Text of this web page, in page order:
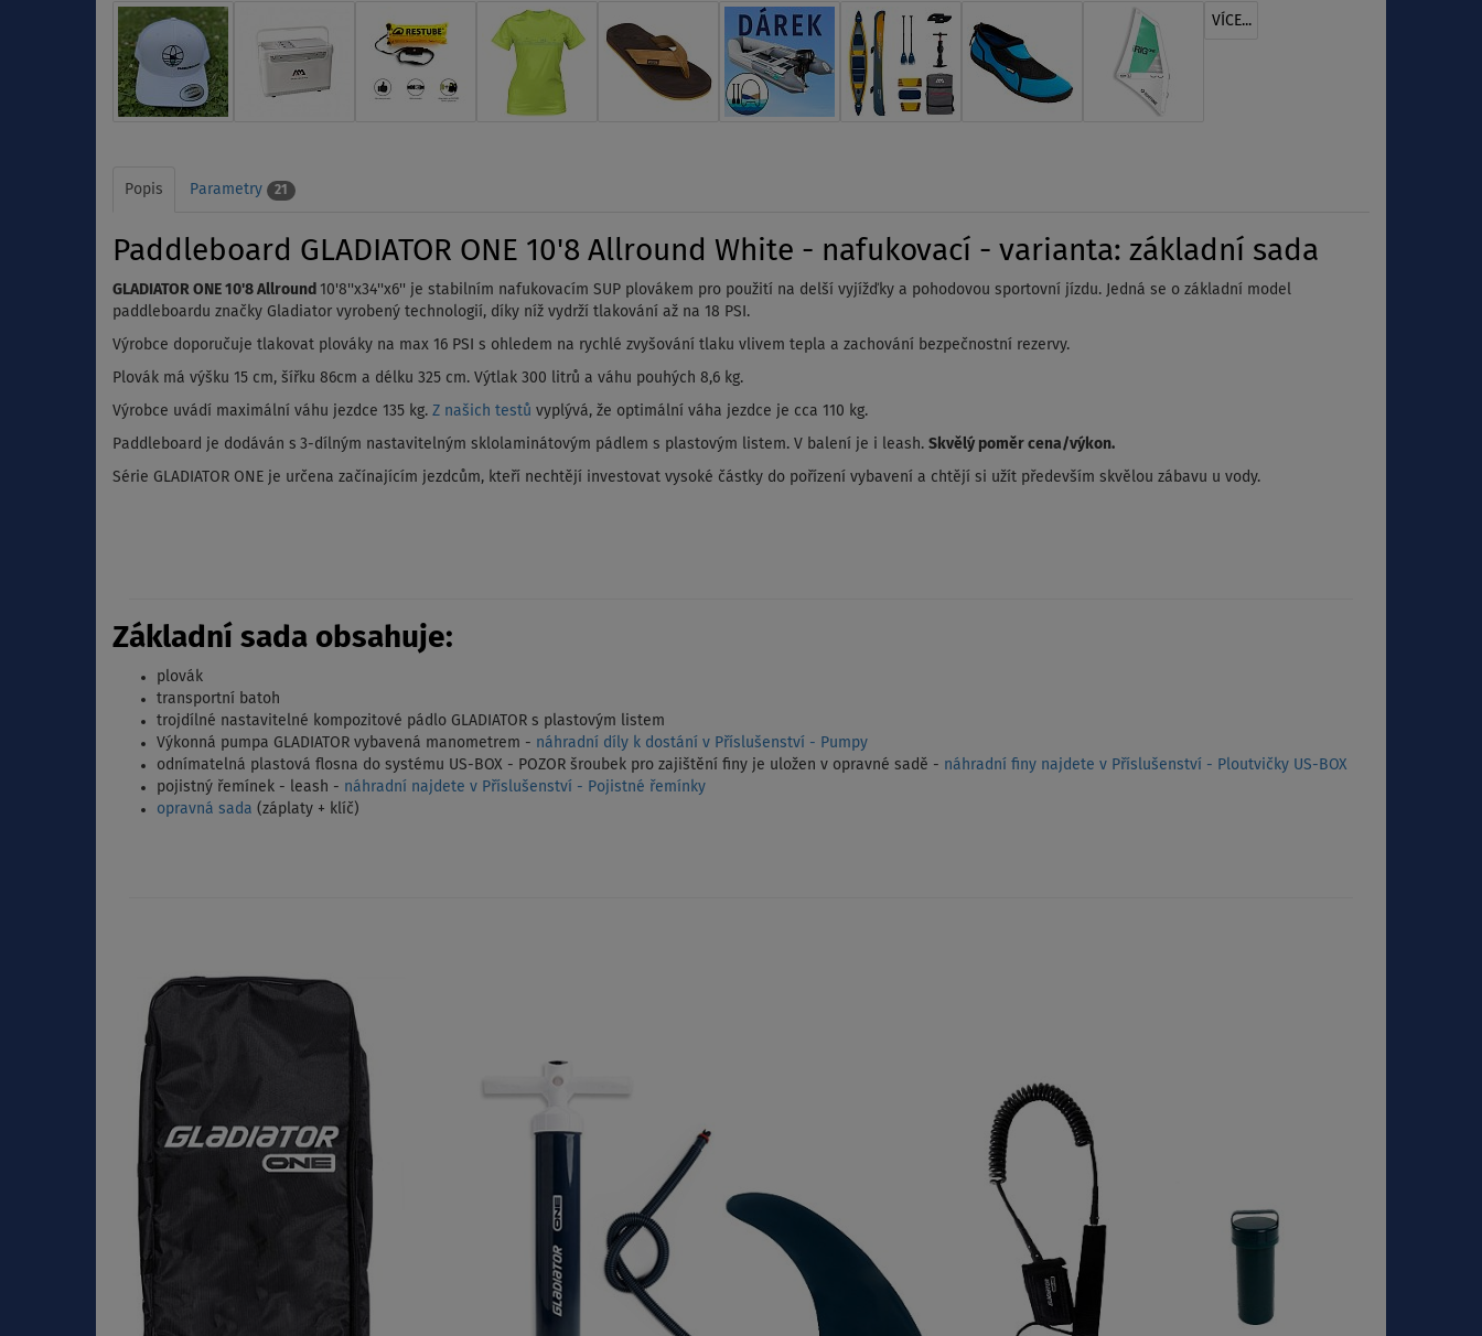
VÍCE...
Popis Parametry 21
Paddleboard GLADIATOR ONE 10'8 Allround White - nafukovací - varianta: základní sada
GLADIATOR ONE 10'8 Allround 10'8''x34''x6'' je stabilním nafukovacím SUP plovákem pro použití na delší vyjížďky a pohodovou sportovní jízdu. Jedná se o základní model
paddleboardu značky Gladiator vyrobený technologií, díky níž vydrží tlakování až na 18 PSI.
Výrobce doporučuje tlakovat plováky na max 16 PSI s ohledem na rychlé zvyšování tlaku vlivem tepla a zachování bezpečnostní rezervy.
Plovák má výšku 15 cm, šířku 86cm a délku 325 cm. Výtlak 300 litrů a váhu pouhých 8,6 kg.
Výrobce uvádí maximální váhu jezdce 135 kg. Z našich testů vyplývá, že optimální váha jezdce je cca 110 kg.
Paddleboard je dodáván s 3-dílným nastavitelným sklolaminátovým pádlem s plastovým listem. V balení je i leash. Skvělý poměr cena/výkon.
Série GLADIATOR ONE je určena začínajícím jezdcům, kteří nechtějí investovat vysoké částky do pořízení vybavení a chtějí si užít především skvělou zábavu u vody.
Základní sada obsahuje:
plovák
transportní batoh
trojdílné nastavitelné kompozitové pádlo GLADIATOR s plastovým listem
Výkonná pumpa GLADIATOR vybavená manometrem - náhradní díly k dostání v Příslušenství - Pumpy
odnímatelná plastová flosna do systému US-BOX - POZOR šroubek pro zajištění finy je uložen v opravné sadě - náhradní finy najdete v Příslušenství - Ploutvičky US-BOX
pojistný řemínek - leash - náhradní najdete v Příslušenství - Pojistné řemínky
opravná sada (záplaty + klíč)